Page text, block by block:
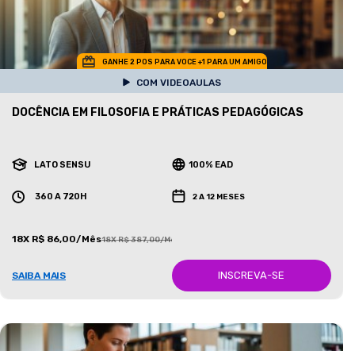
GANHE 2 POS PARA VOCE +1 PARA UM AMIGO
COM VIDEOAULAS
DOCÊNCIA EM FILOSOFIA E PRÁTICAS PEDAGÓGICAS
LATO SENSU 100% EAD
360 A 720H 2 A 12 MESES
18X R$ 86,00/Mês18X R$ 387,00/Mês
SAIBA MAIS INSCREVA-SE